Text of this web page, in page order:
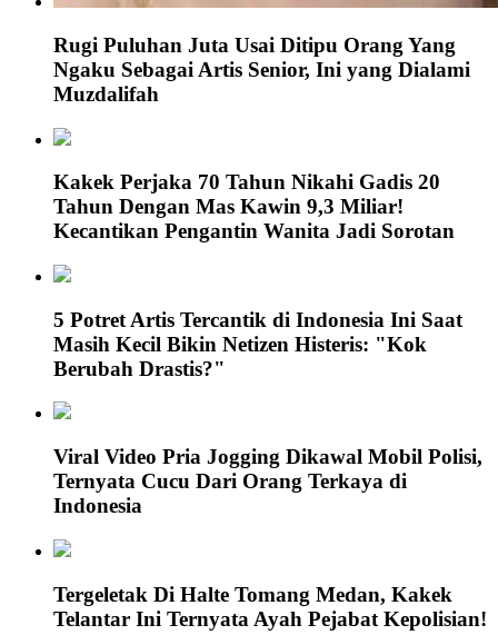
Rugi Puluhan Juta Usai Ditipu Orang Yang
Ngaku Sebagai Artis Senior, Ini yang Dialami
Muzdalifah
Kakek Perjaka 70 Tahun Nikahi Gadis 20
Tahun Dengan Mas Kawin 9,3 Miliar!
Kecantikan Pengantin Wanita Jadi Sorotan
5 Potret Artis Tercantik di Indonesia Ini Saat
Masih Kecil Bikin Netizen Histeris: "Kok
Berubah Drastis?"
Viral Video Pria Jogging Dikawal Mobil Polisi,
Ternyata Cucu Dari Orang Terkaya di
Indonesia
Tergeletak Di Halte Tomang Medan, Kakek
Telantar Ini Ternyata Ayah Pejabat Kepolisian!